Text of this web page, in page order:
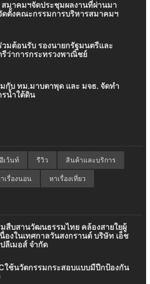
สมาคมฯจัดประชุมผลงานที่ผ่านมา
ดตั้งคณะกรรมการบริหารสมาคมฯ
วมต้อนรับ รองนายกรัฐมนตรีและ
รีว่าการกระทรวงพาณิชย์
มกับ ทม.มาบตาพุด และ มจธ. จัดทำ
รน้ำใต้ดิน
เว้นท์ รีวิว สินค้าและบริการ
เรื่องนอน หาเรื่องเที่ยว
สืบสานวัฒนธรรมไทย คล้องสายใยผู้
นื่องในเทศกาลวันสงกรานต์ บริษัท เอ็ช
ลีเมอส์ จำกัด
ใช้นวัตกรรมกระสอบแบบมีปีกป้องกัน